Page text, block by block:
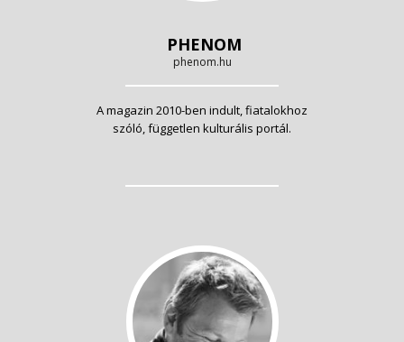
PHENOM
phenom.hu
A magazin 2010-ben indult, fiatalokhoz
szóló, független kulturális portál.